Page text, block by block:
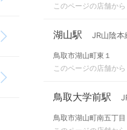
このページの店舗か
湖山駅 JR山陰
鳥取市湖山町東１
このページの店舗か
鳥取大学前駅
鳥取市湖山町南五丁